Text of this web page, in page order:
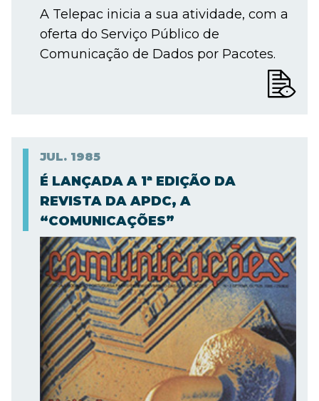
A Telepac inicia a sua atividade, com a
oferta do Serviço Público de
Comunicação de Dados por Pacotes.
JUL. 1985
É LANÇADA A 1ª EDIÇÃO DA
REVISTA DA APDC, A
“COMUNICAÇÕES”